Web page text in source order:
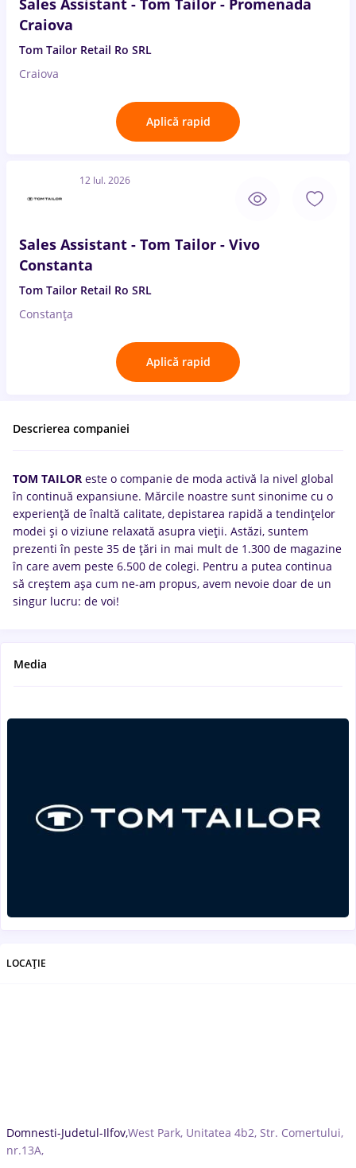
Sales Assistant - Tom Tailor - Promenada
Craiova
Tom Tailor Retail Ro SRL
Craiova
Aplică rapid
12 Iul. 2026
Sales Assistant - Tom Tailor - Vivo
Constanta
Tom Tailor Retail Ro SRL
Constanța
Aplică rapid
Descrierea companiei
TOM TAILOR este o companie de moda activă la nivel global
în continuă expansiune. Mărcile noastre sunt sinonime cu o
experiență de înaltă calitate, depistarea rapidă a tendințelor
modei și o viziune relaxată asupra vieții. Astăzi, suntem
prezenti în peste 35 de țări in mai mult de 1.300 de magazine
în care avem peste 6.500 de colegi. Pentru a putea continua
să creștem așa cum ne-am propus, avem nevoie doar de un
singur lucru: de voi!
Media
LOCAȚIE
Domnesti-Judetul-Ilfov,West Park, Unitatea 4b2, Str. Comertului,
nr.13A,